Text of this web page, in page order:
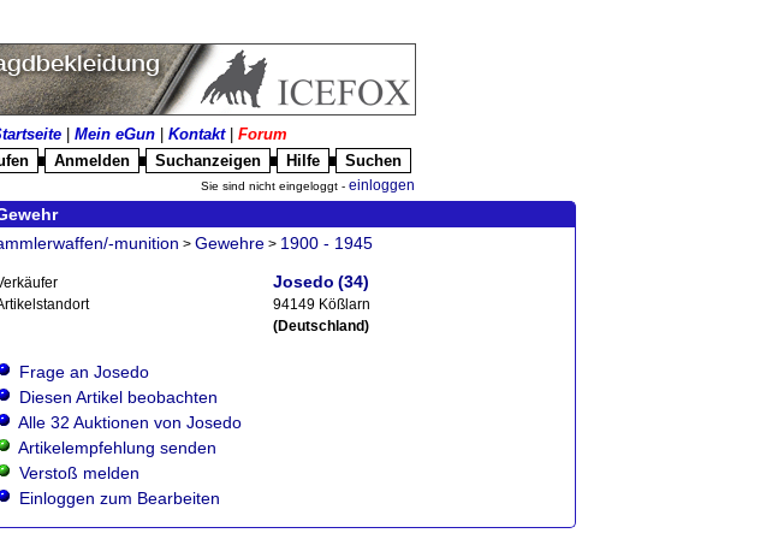
Mein eGun Kontakt| Forum
Anmelden Suchanzeigen Hilfe Suchen
Sie sind nicht eingeloggt - einloggen
munition > Gewehre> 1900 - 1945
Josedo (34)
94149 Kößlarn
(Deutschland)
Frage an Josedo
Diesen Artikel beobachten
Alle 32 Auktionen von Josedo
Artikelempfehlung senden
Verstoß melden
Einloggen zum Bearbeiten